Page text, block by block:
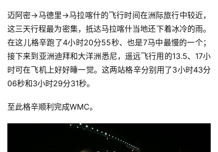
迈阿密→马德里→马拉喀什的飞行时间在洲际旅行中较近，
这三天行程最为密集，抵达马拉喀什当地还下着冰冷的雨。
在这儿格辛跑了4小时20分55秒、也是7马中最慢的一个；
接下来到亚洲迪拜和大洋洲悉尼，遥远飞行用的13.5、17小
时可在飞机上好好睡一觉。这两站格辛分别用了3小时43分
06秒和3小时29分31秒。
至此格辛顺利完成WMC。